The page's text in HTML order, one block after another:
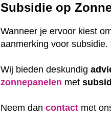
Subsidie op
Wanneer je ervoor kiest
aanmerking voor subsidie.
Wij bieden deskundig
zonnepanelen met
Neem dancontact met